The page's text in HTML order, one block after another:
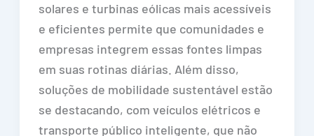
solares e turbinas eólicas mais acessíveis
e eficientes permite que comunidades e
empresas integrem essas fontes limpas
em suas rotinas diárias. Além disso,
soluções de mobilidade sustentável estão
se destacando, com veículos elétricos e
transporte público inteligente, que não